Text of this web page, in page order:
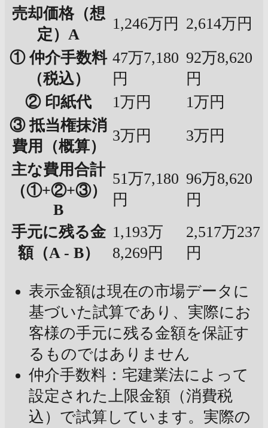
売却価格（想
定）A
1,246万円
2,614万円
① 仲介手数料
（税込）
47万7,180
円
92万8,620
円
② 印紙代
1万円
1万円
③ 抵当権抹消
費用（概算）
3万円
3万円
主な費用合計
（①+②+③）
B
51万7,180
円
96万8,620
円
手元に残る金
額（A - B）
1,193万
8,269円
2,517万237
円
表示金額は現在の市場データに
基づいた試算であり、実際にお
客様の手元に残る金額を保証す
るものではありません
仲介手数料：宅建業法によって
設定された上限金額（消費税
込）で試算しています。実際の